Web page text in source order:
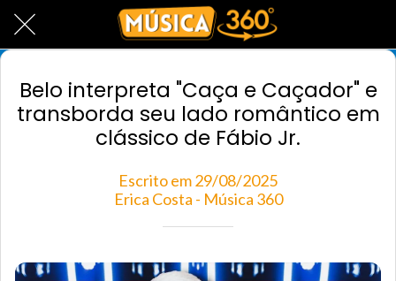
Belo interpreta "Caça e Caçador" e
transborda seu lado romântico em
clássico de Fábio Jr.
Escrito em 29/08/2025
Erica Costa - Música 360